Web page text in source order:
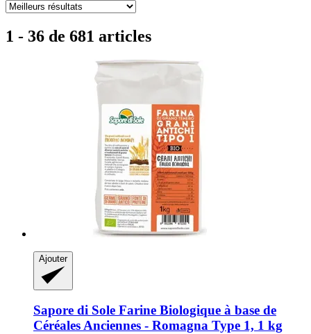
1 - 36 de 681 articles
Ajouter
Sapore di Sole Farine Biologique à base de
Céréales Anciennes -​ Romagna Type 1, 1 kg